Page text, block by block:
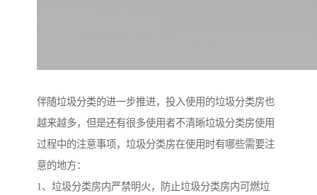
伴随垃圾分类的进一步推进，投入使用的垃圾分类房也
越来越多，但是还有很多使用者不清晰垃圾分类房使用
过程中的注意事项，垃圾分类房在使用时有哪些需要注
意的地方：
1、垃圾分类房内严禁明火，防止垃圾分类房内可燃垃